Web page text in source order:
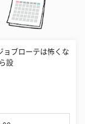
ョブローテは怖くな
設